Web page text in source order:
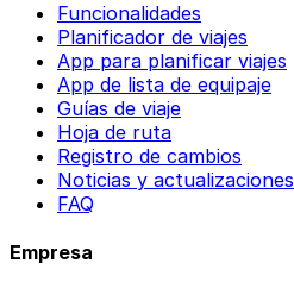
Funcionalidades
Planificador de viajes
App para planificar viajes
App de lista de equipaje
Guías de viaje
Hoja de ruta
Registro de cambios
Noticias y actualizaciones
FAQ
Empresa